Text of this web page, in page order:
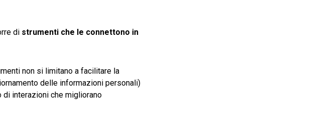
di strumenti che le connettono in
non si limitano a facilitare la
delle informazioni personali)
interazioni che migliorano